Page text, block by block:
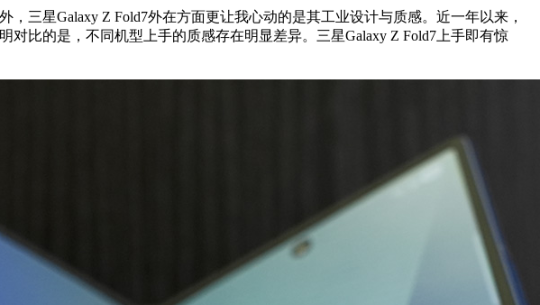
星Galaxy Z Fold7外在方面更让我心动的是其工业设计与质感。近一年以来，
比的是，不同机型上手的质感存在明显差异。三星Galaxy Z Fold7上手即有惊